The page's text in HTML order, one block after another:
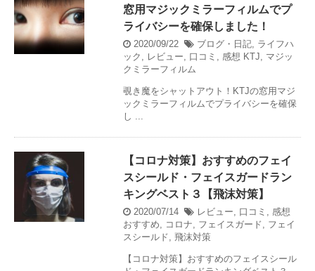
窓用マジックミラーフィルムでプ
ライバシーを確保しました！
2020/09/22 ブログ・日記, ライフハ
ック , レビュー, 口コミ , 感想 KTJ, マジッ
クミラーフィルム
覗き魔をシャットアウト！KTJの窓用マジ
ックミラーフィルムでプライバシーを確保
し ...
【コロナ対策】おすすめのフェイ
スシールド・フェイスガードラン
キングベスト３【飛沫対策】
2020/07/14 レビュー, 口コミ , 感想
おすすめ, コロナ, フェイスガード, フェイ
スシールド, 飛沫対策
【コロナ対策】おすすめのフェイスシール